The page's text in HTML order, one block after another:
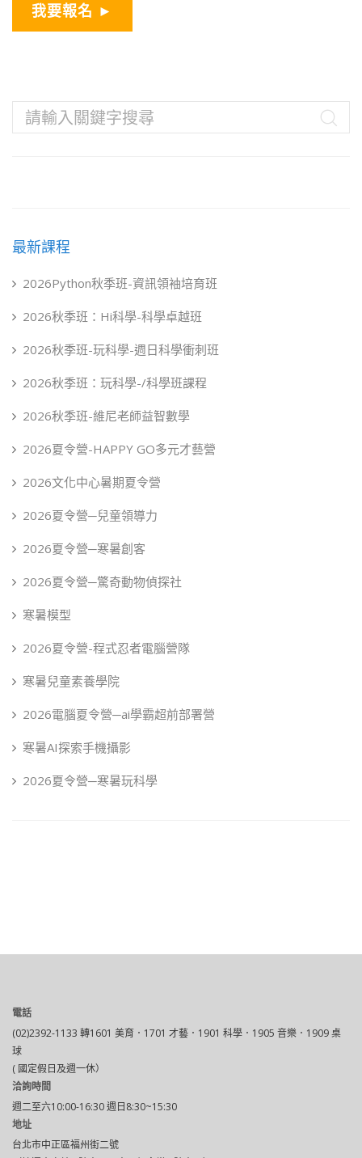
我要報名 ►
最新課程
2026Python秋季班-資訊領袖培育班
2026秋季班：Hi科學-科學卓越班
2026秋季班-玩科學-週日科學衝刺班
2026秋季班：玩科學-/科學班課程
2026秋季班-維尼老師益智數學
2026夏令營-HAPPY GO多元才藝營
2026文化中心暑期夏令營
2026夏令營─兒童領導力
2026夏令營─寒暑創客
2026夏令營─驚奇動物偵探社
寒暑模型
2026夏令營-程式忍者電腦營隊
寒暑兒童素養學院
2026電腦夏令營─ai學霸超前部署營
寒暑AI探索手機攝影
2026夏令營─寒暑玩科學
電話
(02)2392-1133 轉1601 美育．1701 才藝．1901 科學．1905 音樂．1909 桌
球
( 國定假日及週一休）
洽詢時間
週二至六10:00-16:30 週日8:30~15:30
地址
台北市中正區福州街二號